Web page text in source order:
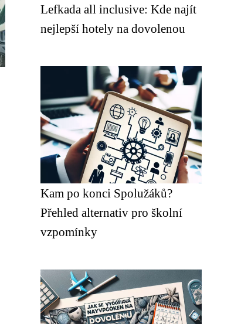
Lefkada all inclusive: Kde najít
nejlepší hotely na dovolenou
Kam po konci Spolužáků?
Přehled alternativ pro školní
vzpomínky